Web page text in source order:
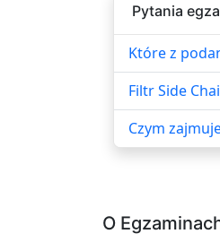
Pytania
Które z
Filtr Side
Czym
O